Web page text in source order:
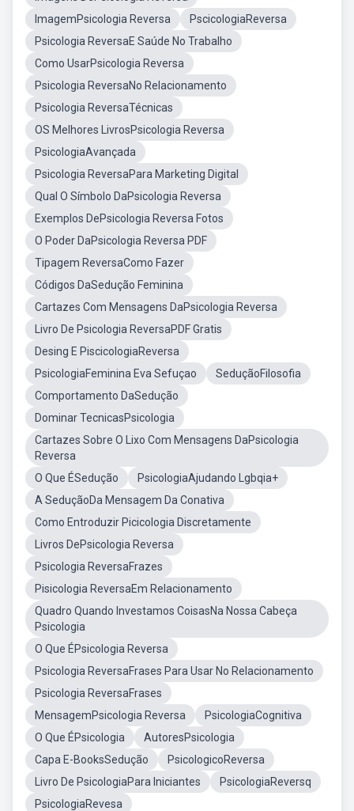
ImagemPsicologia Reversa
PscicologiaReversa
Psicologia ReversaE Saúde No Trabalho
Como UsarPsicologia Reversa
Psicologia ReversaNo Relacionamento
Psicologia ReversaTécnicas
OS Melhores LivrosPsicologia Reversa
PsicologiaAvançada
Psicologia ReversaPara Marketing Digital
Qual O Símbolo DaPsicologia Reversa
Exemplos DePsicologia Reversa Fotos
O Poder DaPsicologia Reversa PDF
Tipagem ReversaComo Fazer
Códigos DaSedução Feminina
Cartazes Com Mensagens DaPsicologia Reversa
Livro De Psicologia ReversaPDF Gratis
Desing E PiscicologiaReversa
PsicologiaFeminina Eva Sefuçao
SeduçãoFilosofia
Comportamento DaSedução
Dominar TecnicasPsicologia
Cartazes Sobre O Lixo Com Mensagens DaPsicologia
Reversa
O Que ÉSedução
PsicologiaAjudando Lgbqia+
A SeduçãoDa Mensagem Da Conativa
Como Entroduzir Picicologia Discretamente
Livros DePsicologia Reversa
Psicologia ReversaFrazes
Pisicologia ReversaEm Relacionamento
Quadro Quando Investamos CoisasNa Nossa Cabeça
Psicologia
O Que ÉPsicologia Reversa
Psicologia ReversaFrases Para Usar No Relacionamento
Psicologia ReversaFrases
MensagemPsicologia Reversa
PsicologiaCognitiva
O Que ÉPsicologia
AutoresPsicologia
Capa E-BooksSedução
PsicologicoReversa
Livro De PsicologiaPara Iniciantes
PsicologiaReversq
PsicologiaRevesa